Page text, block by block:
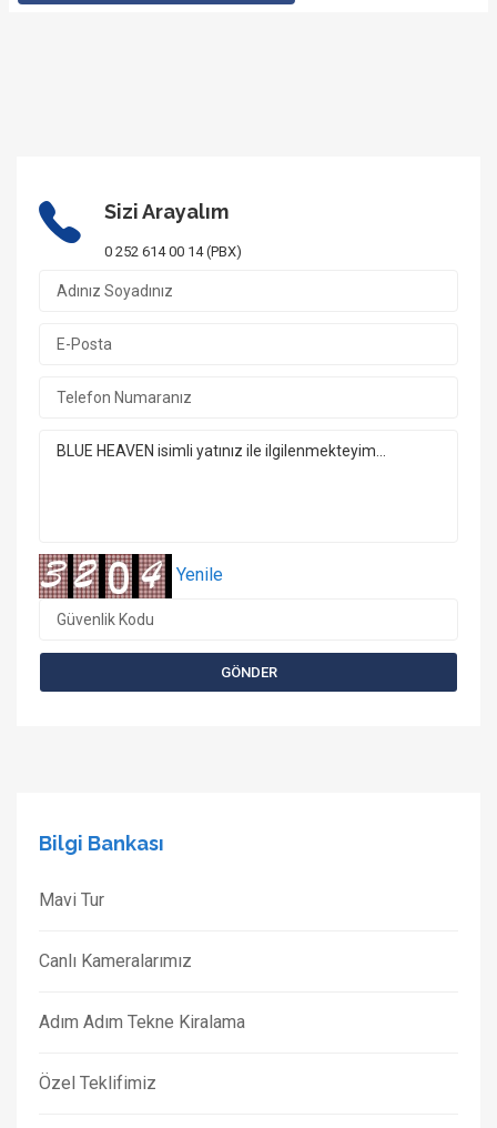
Sizi Arayalım
0 252 614 00 14 (PBX)
Yenile
Bilgi Bankası
Mavi Tur
Canlı Kameralarımız
Adım Adım Tekne Kiralama
Özel Teklifimiz